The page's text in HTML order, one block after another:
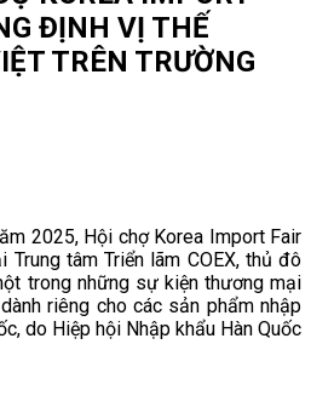
ĐỊNH VỊ THẾ
TRÊN TRƯỜNG
2025, Hội chợ Korea Import Fair
tâm Triển lãm COEX, thủ đô
trong những sự kiện thương mại
riêng cho các sản phẩm nhập
do Hiệp hội Nhập khẩu Hàn Quốc